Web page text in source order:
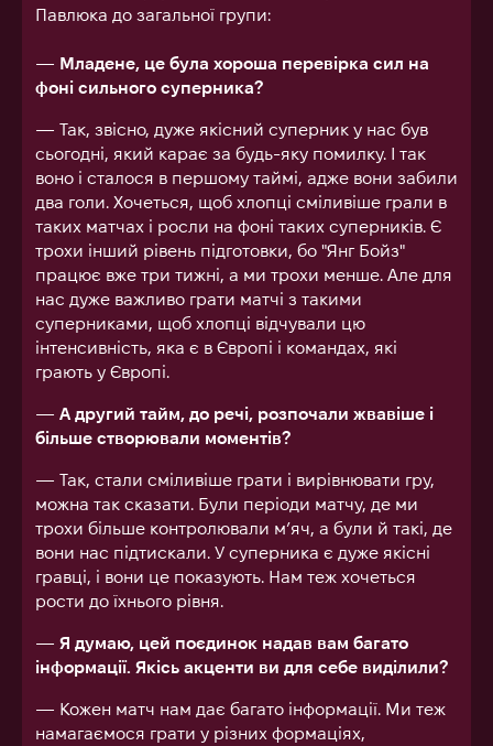
Павлюка до загальної групи:
— Младене, це була хороша перевірка сил на
фоні сильного суперника?
— Так, звісно, дуже якісний суперник у нас був
сьогодні, який карає за будь-яку помилку. І так
воно і сталося в першому таймі, адже вони забили
два голи. Хочеться, щоб хлопці сміливіше грали в
таких матчах і росли на фоні таких суперників. Є
трохи інший рівень підготовки, бо "Янг Бойз"
працює вже три тижні, а ми трохи менше. Але для
нас дуже важливо грати матчі з такими
суперниками, щоб хлопці відчували цю
інтенсивність, яка є в Європі і командах, які
грають у Європі.
— А другий тайм, до речі, розпочали жвавіше і
більше створювали моментів?
— Так, стали сміливіше грати і вирівнювати гру,
можна так сказати. Були періоди матчу, де ми
трохи більше контролювали м’яч, а були й такі, де
вони нас підтискали. У суперника є дуже якісні
гравці, і вони це показують. Нам теж хочеться
рости до їхнього рівня.
— Я думаю, цей поєдинок надав вам багато
інформації. Якісь акценти ви для себе виділили?
— Кожен матч нам дає багато інформації. Ми теж
намагаємося грати у різних формаціях,